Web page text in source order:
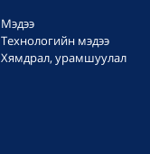
Мэдээ
Технологийн мэдээ
Хямдрал, урамшуулал